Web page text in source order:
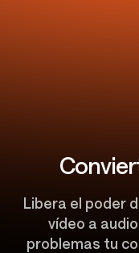
Libera el poder
vídeo a
problemas tu